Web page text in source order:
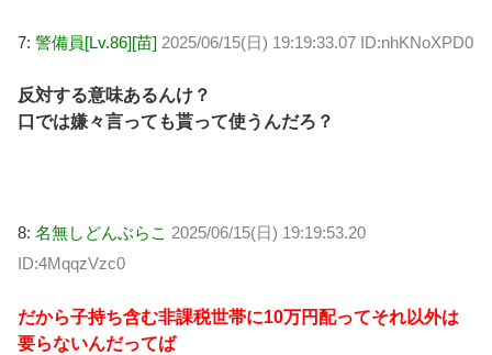
7: 警備員[Lv.86][苗] 2025/06/15(日) 19:19:33.07 ID:nhKNoXPD0
反対する意味あるんけ？
口では嫌々言っても貰って使うんだろ？
8: 名無しどんぶらこ 2025/06/15(日) 19:19:53.20
ID:4MqqzVzc0
だから子持ち含む非課税世帯に10万円配ってそれ以外は
要らないんだってば